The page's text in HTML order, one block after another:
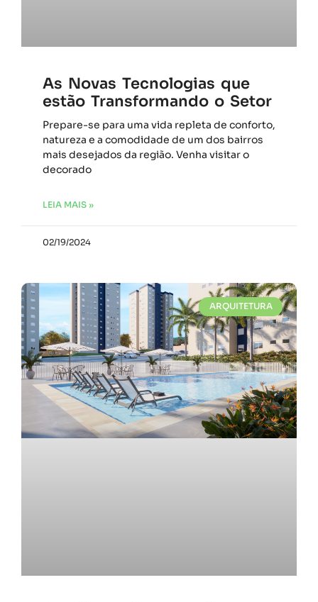
As Novas Tecnologias que
estão Transformando o Setor
Prepare-se para uma vida repleta de conforto,
natureza e a comodidade de um dos bairros
mais desejados da região. Venha visitar o
decorado
LEIA MAIS »
02/19/2024
ARQUITETURA